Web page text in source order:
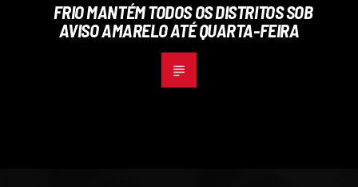
FRIO MANTÉM TODOS OS DISTRITOS SOB
AVISO AMARELO ATÉ QUARTA-FEIRA